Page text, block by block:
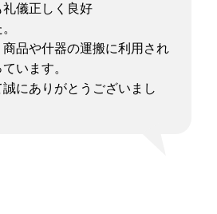
礼儀正しく良好
品や什器の運搬に利用され
います。
にありがとうございまし